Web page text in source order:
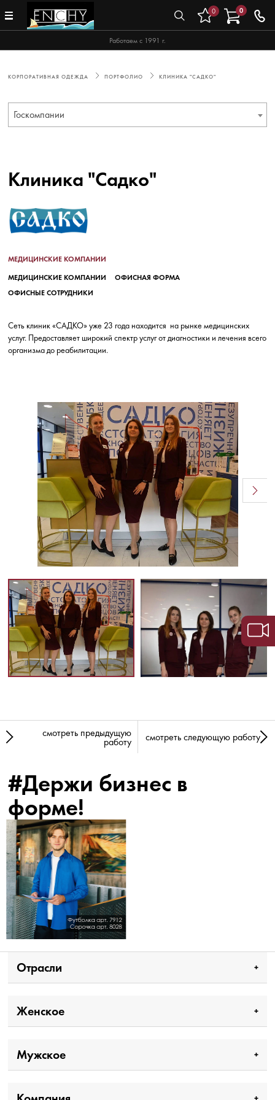
Работаем с 1991 г.
0 0
КОРПОРАТИВНАЯ ОДЕЖДА ПОРТФОЛИО КЛИНИКА "САДКО"
Госкомпании
Клиника "Садко"
МЕДИЦИНСКИЕ КОМПАНИИ
МЕДИЦИНСКИЕ КОМПАНИИ
ОФИСНАЯ ФОРМА
ОФИСНЫЕ СОТРУДНИКИ
Сеть клиник «САДКО» уже 23 года находится на рынке медицинских
услуг. Предоставляет широкий спектр услуг от диагностики и лечения всего
организма до реабилитации.
смотреть предыдущую
работу смотреть следующую работу
#Держи бизнес в
форме!
Отрасли
Женское
Мужское